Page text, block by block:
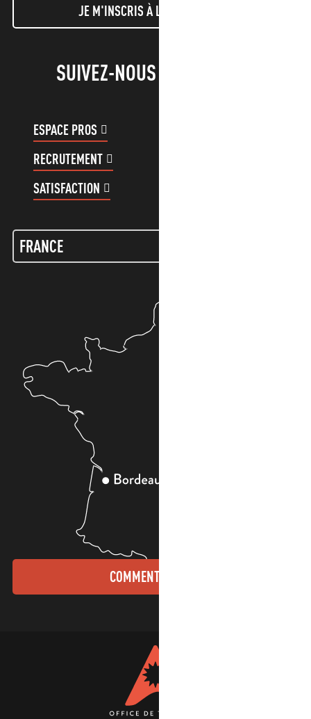
JE M'INSCRIS À LA NEWSLETTER
SUIVEZ-NOUS !
ESPACE PROS
RECRUTEMENT
SATISFACTION
COMMENT VENIR ?